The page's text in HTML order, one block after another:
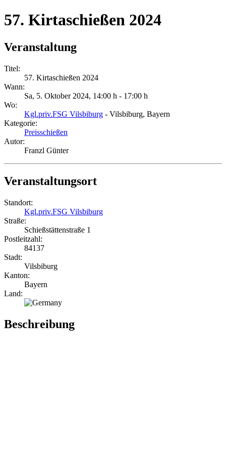
57. Kirtaschießen 2024
Veranstaltung
Titel:
57. Kirtaschießen 2024
Wann:
Sa, 5. Oktober 2024, 14:00 h - 17:00 h
Wo:
Kgl.priv.FSG Vilsbiburg - Vilsbiburg, Bayern
Kategorie:
Preisschießen
Autor:
Franzl Günter
Veranstaltungsort
Standort:
Kgl.priv.FSG Vilsbiburg
Straße:
Schießstättenstraße 1
Postleitzahl:
84137
Stadt:
Vilsbiburg
Kanton:
Bayern
Land:
Beschreibung